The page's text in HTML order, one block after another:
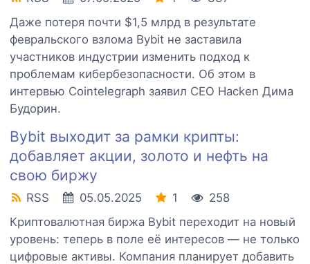
Даже потеря почти $1,5 млрд в результате
февральского взлома Bybit не заставила
участников индустрии изменить подход к
проблемам кибербезопасности. Об этом в
интервью Cointelegraph заявил CEO Hacken Дима
Будорин.
Bybit выходит за рамки крипты:
добавляет акции, золото и нефть на
свою биржу
RSS 05.05.2025 1
258
Криптовалютная биржа Bybit переходит на новый
уровень: теперь в поле её интересов — не только
цифровые активы. Компания планирует добавить